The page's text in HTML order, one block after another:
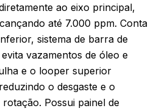
ao eixo principal,
até 7.000 ppm. Conta
sistema de barra de
vazamentos de óleo e
e o looper superior
o desgaste e o
Possui painel de